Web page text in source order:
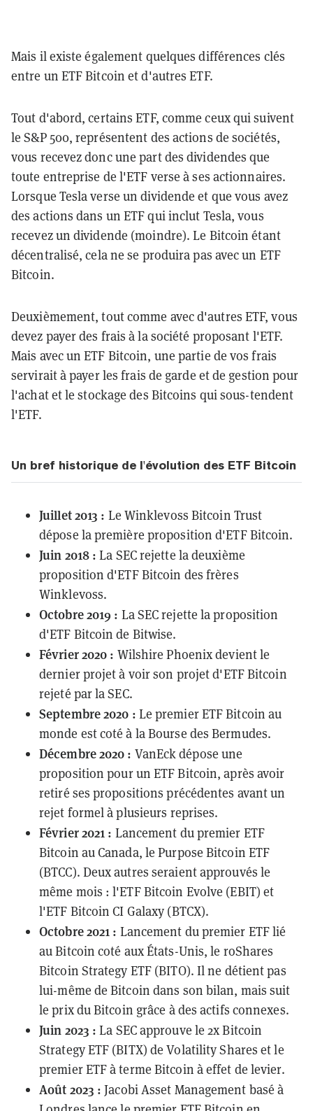
Mais il existe également quelques différences clés
entre un ETF Bitcoin et d'autres ETF.
Tout d'abord, certains ETF, comme ceux qui suivent
le S&P 500, représentent des actions de sociétés,
vous recevez donc une part des dividendes que
toute entreprise de l'ETF verse à ses actionnaires.
Lorsque Tesla verse un dividende et que vous avez
des actions dans un ETF qui inclut Tesla, vous
recevez un dividende (moindre). Le Bitcoin étant
décentralisé, cela ne se produira pas avec un ETF
Bitcoin.
Deuxièmement, tout comme avec d'autres ETF, vous
devez payer des frais à la société proposant l'ETF.
Mais avec un ETF Bitcoin, une partie de vos frais
servirait à payer les frais de garde et de gestion pour
l'achat et le stockage des Bitcoins qui sous-tendent
l'ETF.
Un bref historique de l'évolution des ETF Bitcoin
Juillet 2013 : Le Winklevoss Bitcoin Trust
dépose la première proposition d'ETF Bitcoin.
Juin 2018 : La SEC rejette la deuxième
proposition d'ETF Bitcoin des frères
Winklevoss.
Octobre 2019 : La SEC rejette la proposition
d'ETF Bitcoin de Bitwise.
Février 2020 : Wilshire Phoenix devient le
dernier projet à voir son projet d'ETF Bitcoin
rejeté par la SEC.
Septembre 2020 : Le premier ETF Bitcoin au
monde est coté à laBourse des Bermudes.
Décembre 2020 : VanEck dépose une
proposition pour un ETF Bitcoin, après avoir
retiré ses propositions précédentes avant un
rejet formel à plusieurs reprises.
Février 2021 : Lancement du premier ETF
Bitcoin au Canada, lePurpose Bitcoin ETF
(BTCC). Deux autres seraient approuvés le
même mois : l'ETF Bitcoin Evolve (EBIT) et
l'ETF Bitcoin CI Galaxy (BTCX).
Octobre 2021 : Lancement du premier ETF lié
au Bitcoin coté aux États-Unis, le roShares
Bitcoin Strategy ETF (BITO). Il ne détient pas
lui-même de Bitcoin dans son bilan, mais suit
le prix du Bitcoin grâce à des actifs connexes.
Juin 2023 : La SEC approuve le2x Bitcoin
Strategy ETF (BITX) de Volatility Shares et le
premier ETF à terme Bitcoin à effet de levier.
Août 2023 : Jacobi Asset Management basé à